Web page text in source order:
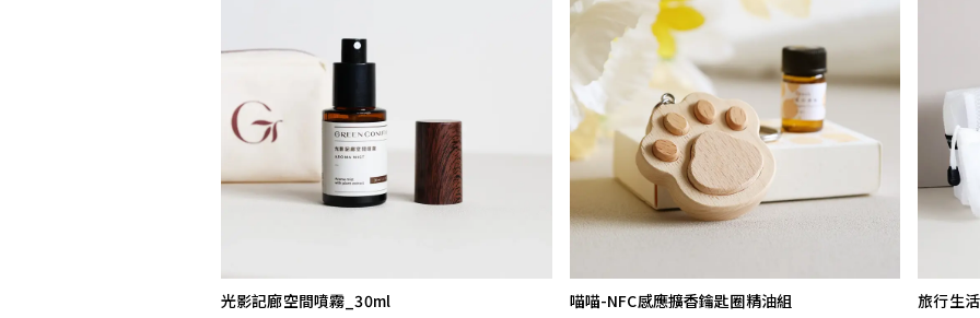
光影記廊空間噴霧_30ml
喵喵-NFC感應擴香鑰匙圈精油組
旅行生